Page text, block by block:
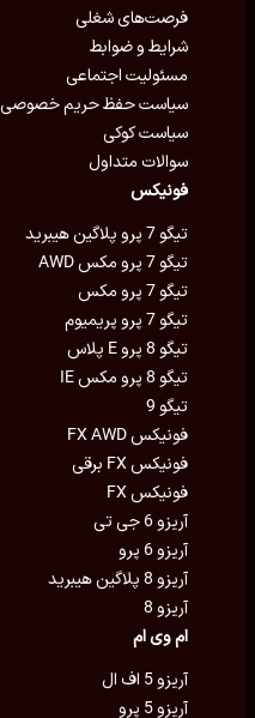
فرصت‌های شغلی
شرایط و ضوابط
مسئولیت اجتماعی
سیاست حفظ حریم خصوصی
سیاست کوکی
سوالات متداول
فونیکس
تیگو 7 پرو پلاگین هیبرید
تیگو 7 پرو مکس AWD
تیگو 7 پرو مکس
تیگو 7 پرو پریمیوم
تیگو 8 پرو E پلاس
تیگو 8 پرو مکس IE
تیگو 9
فونیکس FX AWD
فونیکس FX برقی
فونیکس FX
آریزو 6 جی تی
آریزو 6 پرو
آریزو 8 پلاگین هیبرید
آریزو 8
ام وی ام
آریزو 5 اف ال
آریزو 5 پرو